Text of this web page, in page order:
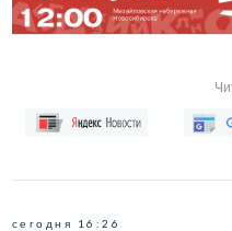
сегодня 16:26